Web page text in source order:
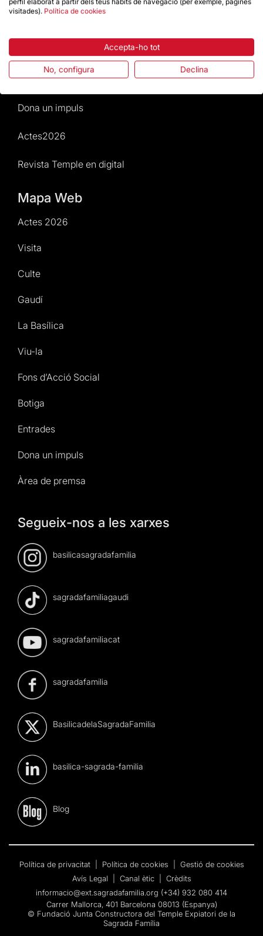
Agenda
Dona un impuls
Actes2026
Revista Temple en digital
Mapa Web
Actes 2026
Visita
Culte
Gaudí
La Basílica
Viu-la
Fons d’Acció Social
Botiga
Entrades
Dona un impuls
Àrea de premsa
Segueix-nos a les xarxes
basilicasagradafamilia
sagradafamiliagaudi
sagradafamiliacat
sagradafamilia
BasilicadelaSagradaFamilia
basilica-sagrada-familia
Blog
Política de privacitat Política de cookies
Gestió de cookies
Avís Legal
Canal ètic
Crèdits
informacio@ext.sagradafamilia.org (+34) 932 080 414
Carrer Mallorca, 401 Barcelona 08013 (Espanya)
© Fundació Junta Constructora del Temple Expiatori de la
Sagrada Família
visitades). Política de cookies
Accepta-ho tot
No, configura Declina